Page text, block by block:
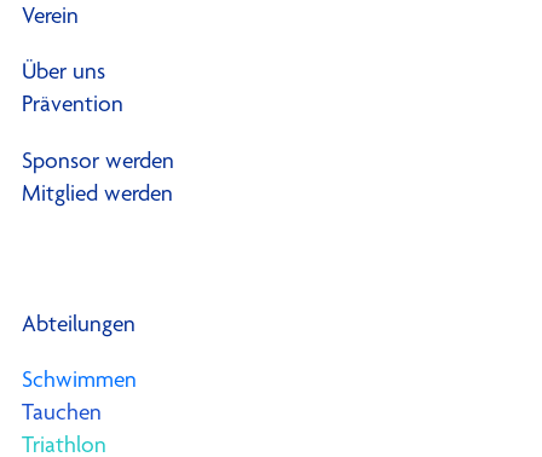
Verein
Über uns
Prävention
Sponsor werden
Mitglied werden
Abteilungen
Schwimmen
Tauchen
Triathlon